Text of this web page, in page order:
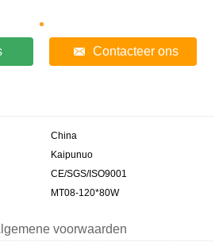
Contacteer ons
China
Kaipunuo
CE/SGS/ISO9001
MT08-120*80W
voorwaarden